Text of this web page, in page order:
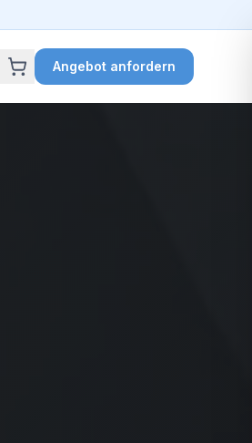
Angebot anfordern